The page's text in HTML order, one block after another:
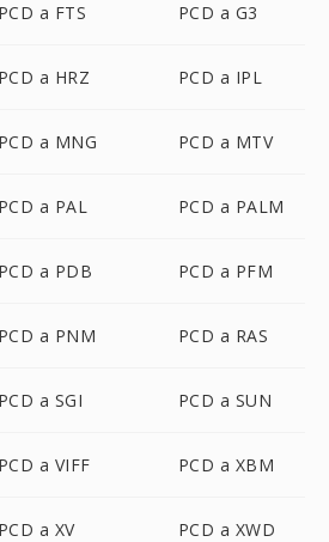
PCD a FTS PCD a G3
PCD a HRZ PCD a IPL
PCD a MNG PCD a MTV
PCD a PAL PCD a PALM
PCD a PDB PCD a PFM
PCD a PNM PCD a RAS
PCD a SGI PCD a SUN
PCD a VIFF PCD a XBM
PCD a XV PCD a XWD